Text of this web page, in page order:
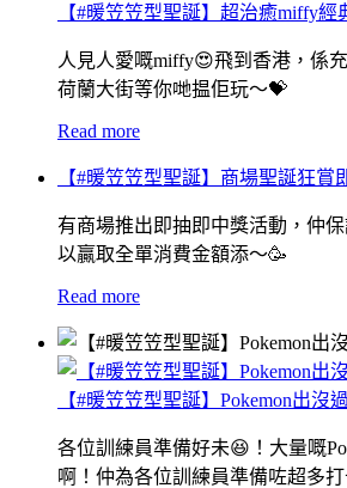
【#暖笠笠型聖誕】超治癒miffy經
人見人愛嘅miffy😍飛到香港，係
荷蘭大街等你哋揾佢玩〜💝
Read more
【#暖笠笠型聖誕】商場聖誕狂賞
有商場推出即抽即中獎活動，仲
以贏取全單消費金額添～🥳
Read more
【#暖笠笠型聖誕】Pokemon出沒
各位訓練員準備好未😆！大量嘅
啊！仲為各位訓練員準備咗超多